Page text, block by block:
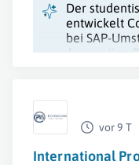
Der
entwickelt
bei SAP-
Accounting-
vor 9 T
International